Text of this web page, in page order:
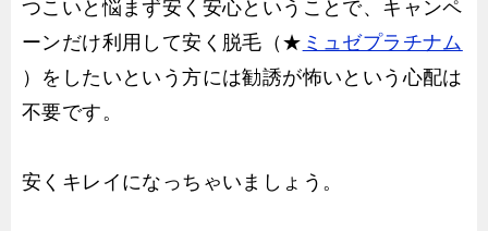
つこいと悩まず安く安心ということで、キャンペ
ーンだけ利用して安く脱毛（★ ミュゼプラチナム
）をしたいという方には勧誘が怖いという心配は
不要です。
安くキレイになっちゃいましょう。